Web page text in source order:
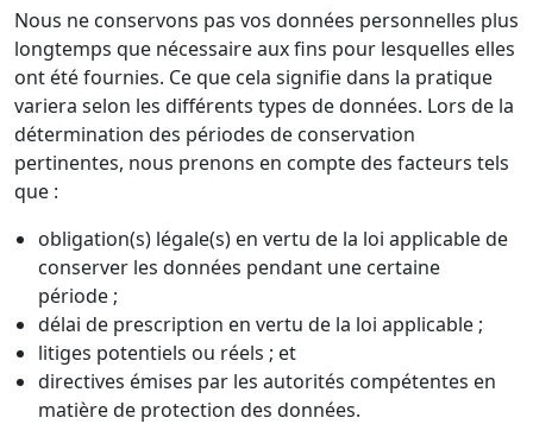
Nous ne conservons pas vos données personnelles plus
longtemps que nécessaire aux fins pour lesquelles elles
ont été fournies. Ce que cela signifie dans la pratique
variera selon les différents types de données. Lors de la
détermination des périodes de conservation
pertinentes, nous prenons en compte des facteurs tels
que :
obligation(s) légale(s) en vertu de la loi applicable de
conserver les données pendant une certaine
période ;
délai de prescription en vertu de la loi applicable ;
litiges potentiels ou réels ; et
directives émises par les autorités compétentes en
matière de protection des données.